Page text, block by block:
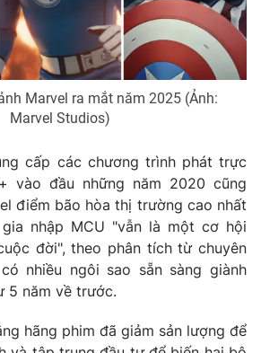
Truyền hình Việt Nam
báo VTV
in và báo điện tử số 483/GP-BTTTT
Thủy
Marvel ra mắt năm 2025 (Ảnh:
Marvel Studios)
cấp các chương trình phát trực
vào đầu những năm 2020 cũng
điểm bão hòa thị trường cao nhất
nhập MCU "vẫn là một cơ hội
đời", theo phân tích từ chuyên
nhiều ngôi sao sẵn sàng giành
5 năm về trước.
hãng phim đã giảm sản lượng để